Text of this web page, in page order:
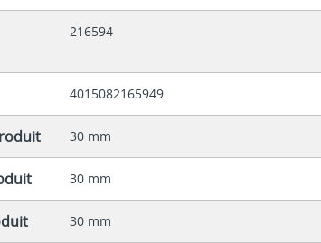
216594
4015082165949
30 mm
30 mm
30 mm